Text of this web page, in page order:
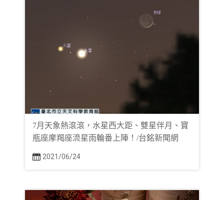
7月天象熱滾滾，水星西大距、雙星伴月、寶
瓶座摩羯座流星雨輪番上陣！/台銘新聞網
2021/06/24